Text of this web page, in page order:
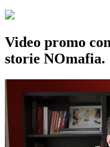
Video promo
storie NOmafia.